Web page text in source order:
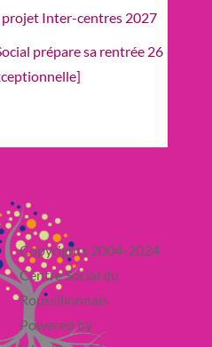
projet Inter-centres 2027
prépare sa rentrée 26
Copyrights 2004-2024
Centre Social du
Roussillonnais
Powered by